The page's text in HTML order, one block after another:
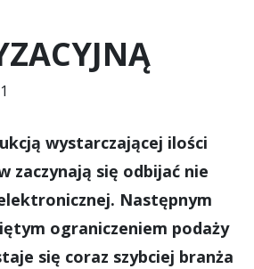
wystarczającej ilości
zaczynają się odbijać nie
Następnym
ograniczeniem podaży
się coraz szybciej branża